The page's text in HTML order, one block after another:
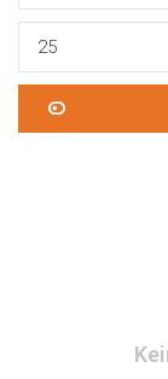
25